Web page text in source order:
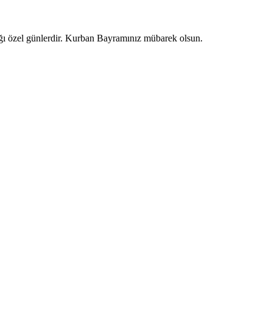
özel günlerdir. Kurban Bayramınız mübarek olsun.